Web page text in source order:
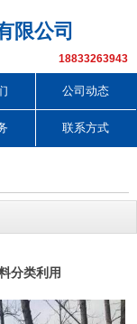
限公司
18833263943
公司动态
联系方式
分类利用